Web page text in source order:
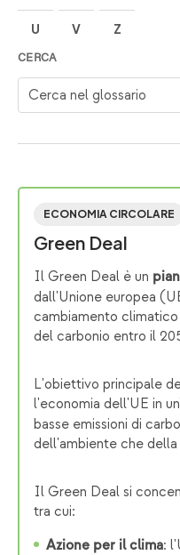
U V Z
CERCA
Cerca nel glossario
ECONOMIA CIRCOLARE
Green Deal
Il Green Deal è un
dall'Unione europea
cambiamento
del carbonio entro il
L'obiettivo principale
l'economia dell'UE in un'
basse emissioni di
dell'ambiente che
Il Green Deal si
tra cui:
Azione per il clima: